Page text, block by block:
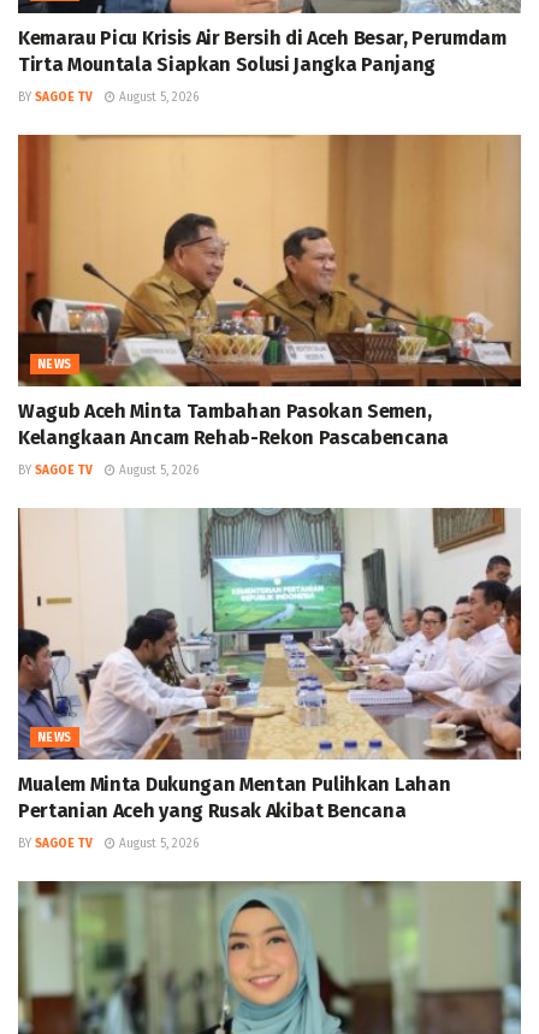
Kemarau Picu Krisis Air Bersih di Aceh Besar, Perumdam
Tirta Mountala Siapkan Solusi Jangka Panjang
BY SAGOE TV August 5, 2026
NEWS
Wagub Aceh Minta Tambahan Pasokan Semen,
Kelangkaan Ancam Rehab-Rekon Pascabencana
BY SAGOE TV August 5, 2026
NEWS
Mualem Minta Dukungan Mentan Pulihkan Lahan
Pertanian Aceh yang Rusak Akibat Bencana
BY SAGOE TV August 5, 2026